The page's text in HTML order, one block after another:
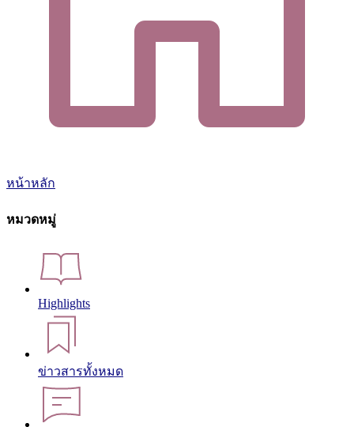
หน้าหลัก
หมวดหมู่
Highlights
ข่าวสารทั้งหมด